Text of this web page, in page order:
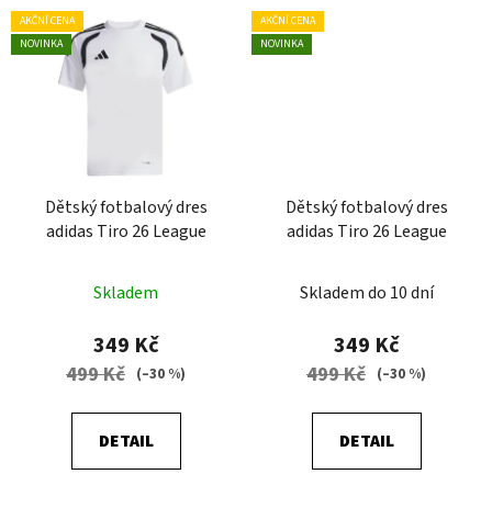
AKČNÍ CENA
NOVINKA
Dětský fotbalový dres
adidas Tiro 26 League
Skladem
349 Kč
499 Kč (–30 %)
DETAIL
AKČNÍ CENA
NOVINKA
Dětský fotbalový dres
adidas Tiro 26 League
Skladem do 10 dní
349 Kč
499 Kč (–30 %)
DETAIL